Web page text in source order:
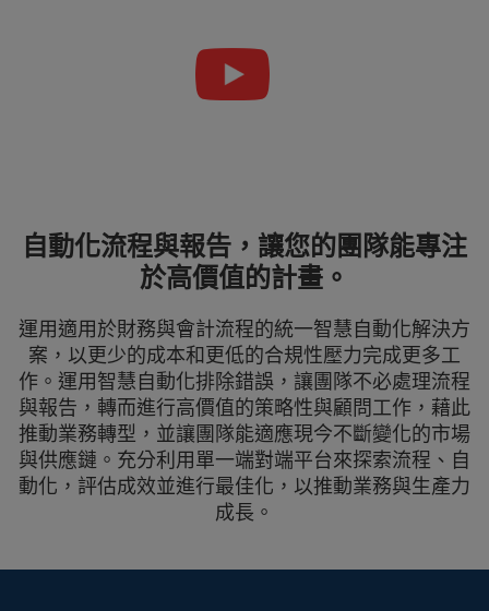
自動化流程與報告，讓您的團隊能專注
於高價值的計畫。
運用適用於財務與會計流程的統一智慧自動化解決方
案，以更少的成本和更低的合規性壓力完成更多工
作。運用智慧自動化排除錯誤，讓團隊不必處理流程
與報告，轉而進行高價值的策略性與顧問工作，藉此
推動業務轉型，並讓團隊能適應現今不斷變化的市場
與供應鏈。充分利用單一端對端平台來探索流程、自
動化，評估成效並進行最佳化，以推動業務與生產力
成長。